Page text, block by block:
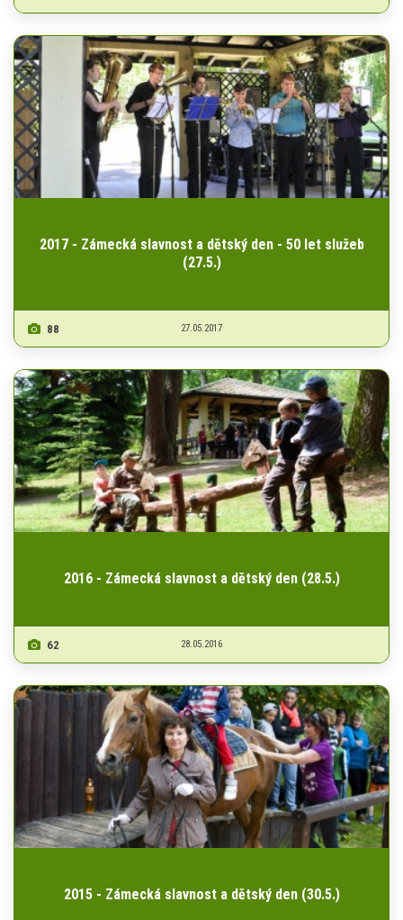
2017 - Zámecká slavnost a dětský den - 50 let služeb
(27.5.)
88 27.05.2017
2016 - Zámecká slavnost a dětský den (28.5.)
62 28.05.2016
2015 - Zámecká slavnost a dětský den (30.5.)